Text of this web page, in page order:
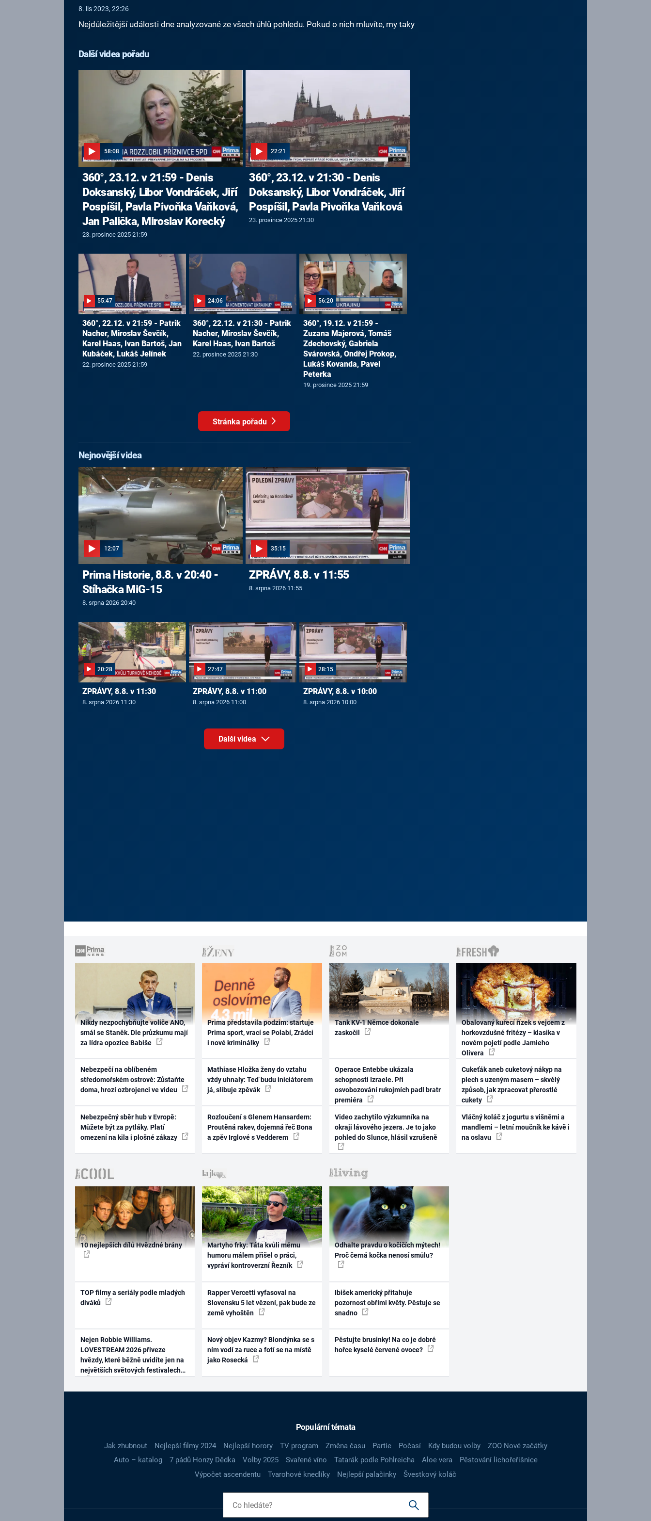
8. lis 2023, 22:26
Nejdůležitější události dne analyzované ze všech úhlů pohledu. Pokud o nich mluvíte, my taky
Další videa pořadu
58:08
360°, 23.12. v 21:59 - Denis
Doksanský, Libor Vondráček, Jiří
Pospíšil, Pavla Pivoňka Vaňková,
Jan Palička, Miroslav Korecký
23. prosince 2025 21:59
22:21
360°, 23.12. v 21:30 - Denis
Doksanský, Libor Vondráček, Jiří
Pospíšil, Pavla Pivoňka Vaňková
23. prosince 2025 21:30
55:47
360°, 22.12. v 21:59 - Patrik
Nacher, Miroslav Ševčík,
Karel Haas, Ivan Bartoš, Jan
Kubáček, Lukáš Jelínek
22. prosince 2025 21:59
24:06
360°, 22.12. v 21:30 - Patrik
Nacher, Miroslav Ševčík,
Karel Haas, Ivan Bartoš
22. prosince 2025 21:30
56:20
360°, 19.12. v 21:59 -
Zuzana Majerová, Tomáš
Zdechovský, Gabriela
Svárovská, Ondřej Prokop,
Lukáš Kovanda, Pavel
Peterka
19. prosince 2025 21:59
Stránka pořadu
Nejnovější videa
12:07
Prima Historie, 8.8. v 20:40 -
Stíhačka MiG-15
8. srpna 2026 20:40
35:15
ZPRÁVY, 8.8. v 11:55
8. srpna 2026 11:55
20:28
ZPRÁVY, 8.8. v 11:30
8. srpna 2026 11:30
27:47
ZPRÁVY, 8.8. v 11:00
8. srpna 2026 11:00
28:15
ZPRÁVY, 8.8. v 10:00
8. srpna 2026 10:00
Další videa
Nikdy nezpochybňujte voliče ANO,
smál se Staněk. Dle průzkumu mají
za lídra opozice Babiše
Nebezpečí na oblíbeném
středomořském ostrově: Zůstaňte
doma, hrozí ozbrojenci ve videu
Nebezpečný sběr hub v Evropě:
Můžete být za pytláky. Platí
omezení na kila i plošné zákazy
Prima představila podzim: startuje
Prima sport, vrací se Polabí, Zrádci
i nové kriminálky
Mathiase Hložka ženy do vztahu
vždy uhnaly: Teď budu iniciátorem
já, slibuje zpěvák
Rozloučení s Glenem Hansardem:
Proutěná rakev, dojemná řeč Bona
a zpěv Irglové s Vedderem
Tank KV-1 Němce dokonale
zaskočil
Operace Entebbe ukázala
schopnosti Izraele. Při
osvobozování rukojmích padl bratr
premiéra
Video zachytilo výzkumníka na
okraji lávového jezera. Je to jako
pohled do Slunce, hlásil vzrušeně
Obalovaný kuřecí řízek s vejcem z
horkovzdušné fritézy – klasika v
novém pojetí podle Jamieho
Olivera
Cukeťák aneb cuketový nákyp na
plech s uzeným masem – skvělý
způsob, jak zpracovat přerostlé
cukety
Vláčný koláč z jogurtu s višněmi a
mandlemi – letní moučník ke kávě i
na oslavu
10 nejlepších dílů Hvězdné brány
TOP filmy a seriály podle mladých
diváků
Nejen Robbie Williams.
LOVESTREAM 2026 přiveze
hvězdy, které běžně uvidíte jen na
největších světových festivalech
Martyho frky: Táta kvůli mému
humoru málem přišel o práci,
vypráví kontroverzní Řezník
Rapper Vercetti vyfasoval na
Slovensku 5 let vězení, pak bude ze
země vyhoštěn
Nový objev Kazmy? Blondýnka se s
ním vodí za ruce a fotí se na místě
jako Rosecká
Odhalte pravdu o kočičích mýtech!
Proč černá kočka nenosí smůlu?
Ibišek americký přitahuje
pozornost obřími květy. Pěstuje se
snadno
Pěstujte brusinky! Na co je dobré
hořce kyselé červené ovoce?
Populární témata
Jak zhubnout Nejlepší filmy 2024 Nejlepší horory TV program Změna času Partie Počasí Kdy budou volby
ZOO Nové začátky
Auto – katalog
7 pádů Honzy Dědka Volby 2025 Svařené víno Tatarák podle Pohlreicha Aloe vera
Pěstování lichořeřišnice
Výpočet ascendentu
Tvarohové knedlíky Nejlepší palačinky Švestkový koláč